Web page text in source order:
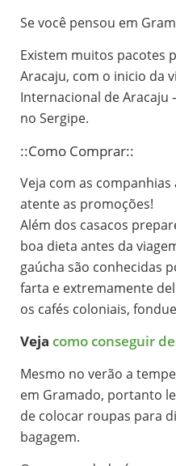
Se você pensou em
Existem muitos pacotes
Aracaju, com o inicio da
Internacional de Aracaju
no Sergipe.
::Como Comprar::
Veja com as
atente as promoções!
Além dos casacos
boa dieta antes da
gaúcha são conhecidas
farta e extremamente
os cafés coloniais,
Veja como conseguir
Mesmo no verão a
em Gramado, portanto
de colocar roupas para
bagagem.